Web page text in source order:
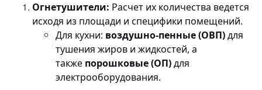
Огнетушители: Расчет их количества ведется
исходя из площади и специфики помещений.
Для кухни: воздушно-пенные (ОВП)для
тушения жиров и жидкостей, а
также порошковые (ОП)для
электрооборудования.